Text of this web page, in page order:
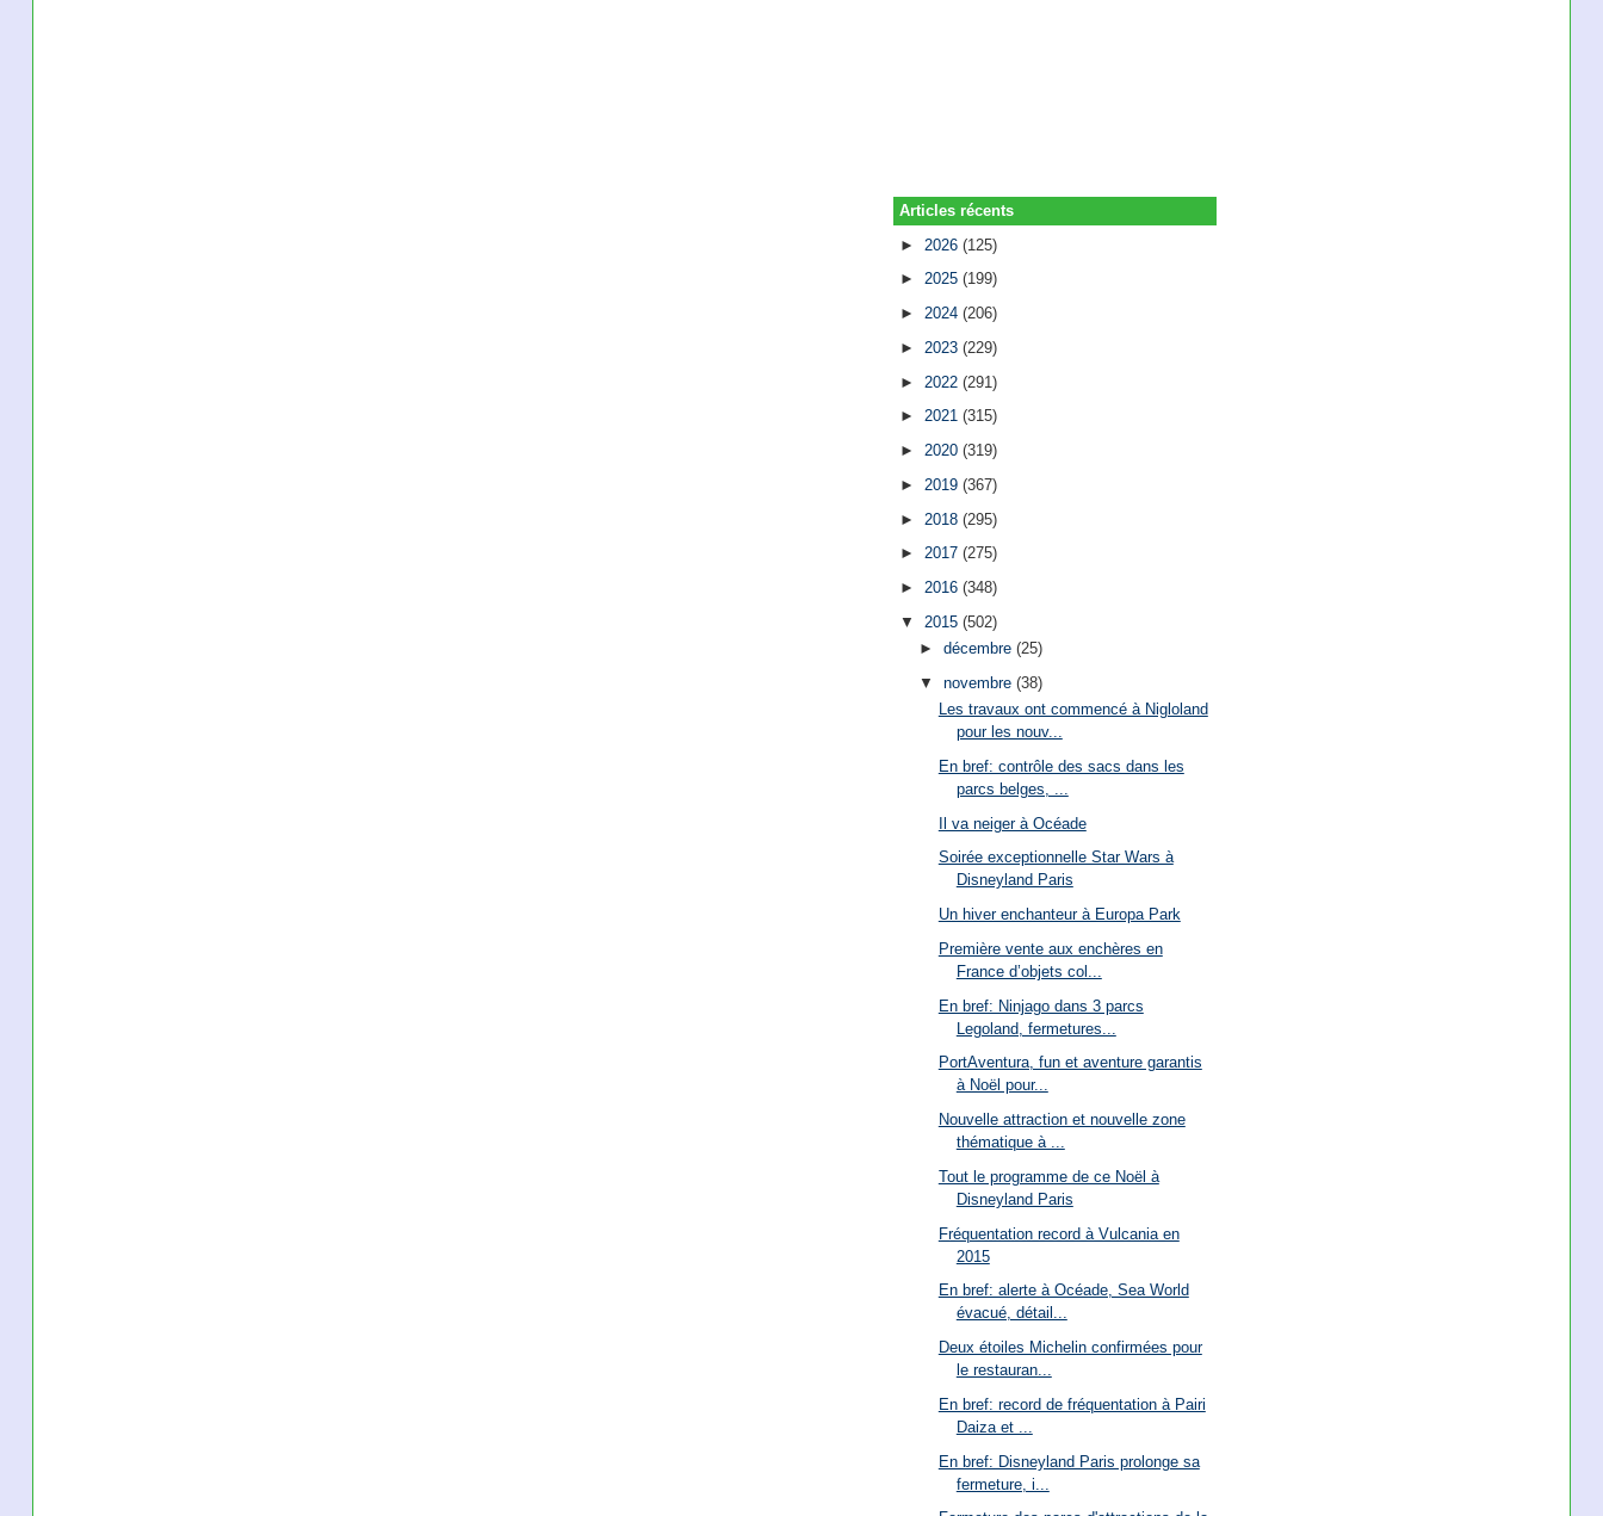
Articles récents
► 2026(125)
►2025(199)
►2024(206)
► 2023(229)
► 2022(291)
►2021(315)
►2020(319)
► 2019(367)
► 2018(295)
►2017(275)
►2016(348)
▼ 2015(502)
► décembre (25)
▼ novembre (38)
Les travaux ont commencé à Nigloland
pour les nouv...
En bref: contrôle des sacs dans les
parcs belges, ...
Il va neiger à Océade
Soirée exceptionnelle Star Wars à
Disneyland Paris
Un hiver enchanteur à Europa Park
Première vente aux enchères en
France d’objets col...
En bref: Ninjago dans 3 parcs
Legoland, fermetures...
PortAventura, fun et aventure garantis
à Noël pour...
Nouvelle attraction et nouvelle zone
thématique à ...
Tout le programme de ce Noël à
Disneyland Paris
Fréquentation record à Vulcania en
2015
En bref: alerte à Océade, Sea World
évacué, détail...
Deux étoiles Michelin confirmées pour
le restauran...
En bref: record de fréquentation à Pairi
Daiza et ...
En bref: Disneyland Paris prolonge sa
fermeture, i...